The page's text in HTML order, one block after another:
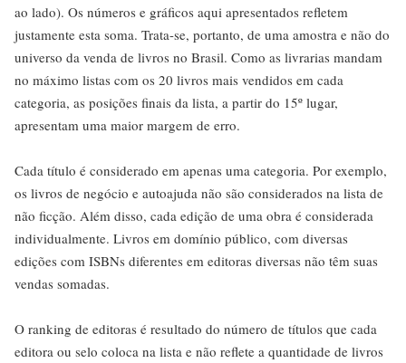
ao lado). Os números e gráficos aqui apresentados refletem
justamente esta soma. Trata-se, portanto, de uma amostra e não do
universo da venda de livros no Brasil. Como as livrarias mandam
no máximo listas com os 20 livros mais vendidos em cada
categoria, as posições finais da lista, a partir do 15º lugar,
apresentam uma maior margem de erro.
Cada título é considerado em apenas uma categoria. Por exemplo,
os livros de negócio e autoajuda não são considerados na lista de
não ficção. Além disso, cada edição de uma obra é considerada
individualmente. Livros em domínio público, com diversas
edições com ISBNs diferentes em editoras diversas não têm suas
vendas somadas.
O ranking de editoras é resultado do número de títulos que cada
editora ou selo coloca na lista e não reflete a quantidade de livros